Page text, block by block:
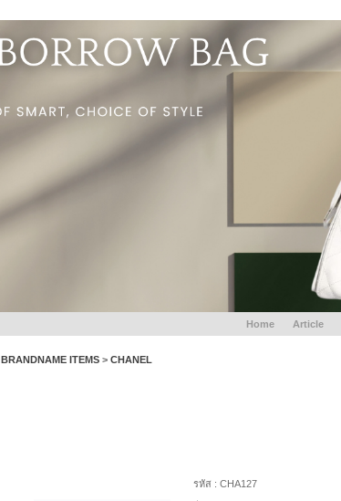
Home Article
BRANDNAME ITEMS >CHANEL
รหัส : CHA127